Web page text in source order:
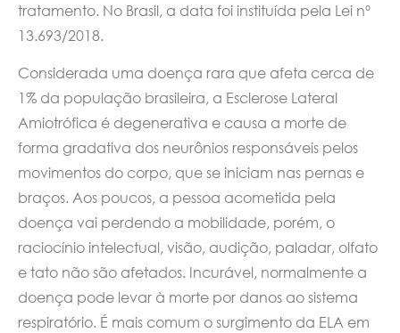
tratamento. No Brasil, a data foi instituída pela Lei nº
13.693/2018.
Considerada uma doença rara que afeta cerca de
1% da população brasileira, a Esclerose Lateral
Amiotrófica é degenerativa e causa a morte de
forma gradativa dos neurônios responsáveis pelos
movimentos do corpo, que se iniciam nas pernas e
braços. Aos poucos, a pessoa acometida pela
doença vai perdendo a mobilidade, porém, o
raciocínio intelectual, visão, audição, paladar, olfato
e tato não são afetados. Incurável, normalmente a
doença pode levar à morte por danos ao sistema
respiratório. É mais comum o surgimento da ELA em